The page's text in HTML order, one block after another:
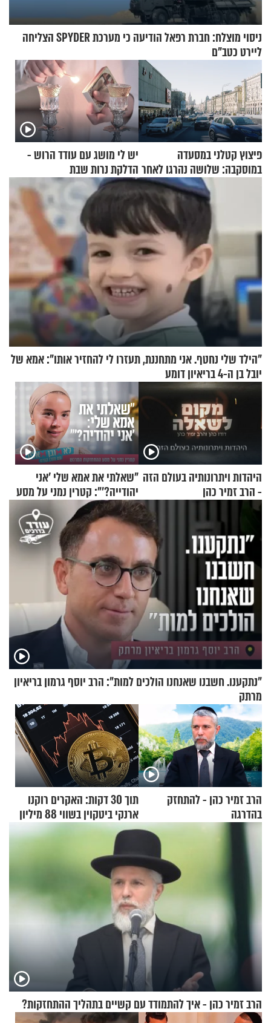
ניסוי מוצלח: חברת רפאל הודיעה כי מערכת SPYDER הצליחה
ליירט כטב"ם
פיצוץ קטלני במסעדה
במוסקבה: שלושה נהרגו לאחר
שמטען שנשאה אישה התפוצץ
יש לי מושג עם עודד הרוש -
הדלקת נרות שבת
"הילד שלי נחטף. אני מתחננת, תעזרו לי להחזיר אותו": אמא של
יובל בן ה-4 בריאיון דומע
היהדות ויתרונותיה בעולם הזה
- הרב זמיר כהן
"שאלתי את אמא שלי 'אני
יהודייה?'": קטרין נמני על מסע
ההתחזקות המרגש
"נתקענו. חשבנו שאנחנו הולכים למות": הרב יוסף גרמון בריאיון
מרתק
הרב זמיר כהן - להתחזק
בהדרגה
תוך 30 דקות: האקרים רוקנו
ארנקי ביטקוין בשווי 88 מיליון
דולר
הרב זמיר כהן - איך להתמודד עם קשיים בתהליך ההתחזקות?